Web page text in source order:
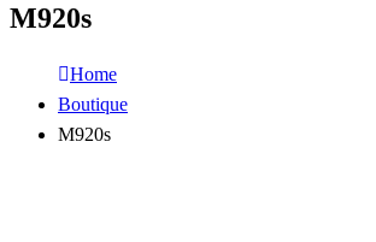
M920s
Home
Boutique
M920s